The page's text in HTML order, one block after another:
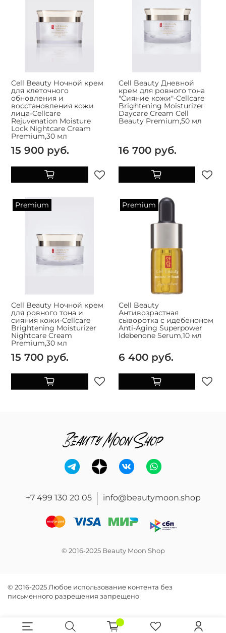
Cell Beauty Ночной крем
для клеточного
обновления и
восстановления кожи
лица-Cellcare
Rejuvenation Moisture
Lock Nightcare Cream
Premium,30 мл
15 900 руб.
Cell Beauty Дневной
крем для ровного тона
"Сияние кожи"-Cellcare
Brightening Moisturizer
Daycare Cream Cell
Beauty Premium,50 мл
16 700 руб.
Premium
Cell Beauty Ночной крем
для ровного тона и
сияния кожи-Cellcare
Brightening Moisturizer
Nightcare Cream
Premium,30 мл
15 700 руб.
Premium
Cell Beauty
Антивозрастная
сыворотка с идебеноном
Anti-Aging Superpower
Idebenone Serum,10 мл
6 400 руб.
+7 499 130 20 05 info@beautymoon.shop
© 2016-2025 Beauty Moon Shop
© 2016-2025 Любое использование контента без
письменного разрешения запрещено